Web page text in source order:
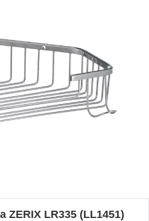
ZERIX LR335 (LL1451)